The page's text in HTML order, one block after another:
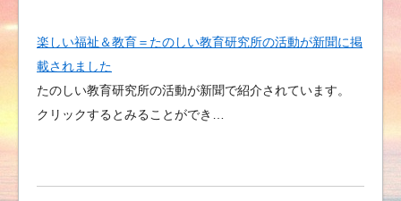
楽しい福祉＆教育＝たのしい教育研究所の活動が新聞に掲
載されました
たのしい教育研究所の活動が新聞で紹介されています。
クリックするとみることができ…